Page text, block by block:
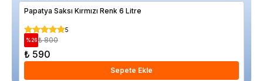
Papatya Saksı Kırmızı Renk 6 Litre
5
%26 ₺ 800
₺ 590
Sepete Ekle